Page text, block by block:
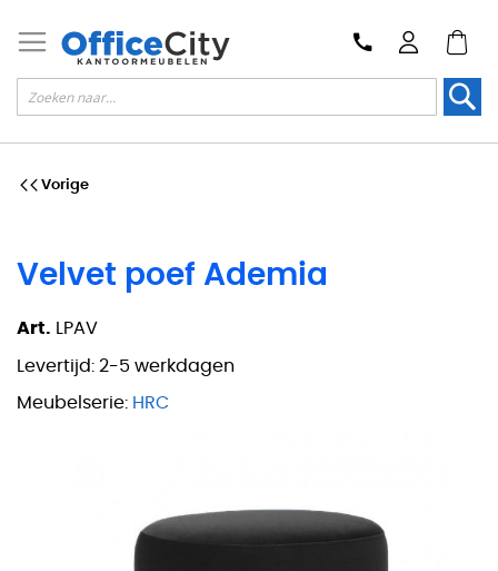
Velvet poef Ademia
Art. LPAV
Levertijd: 2-5 werkdagen
Meubelserie: HRC
Vorige